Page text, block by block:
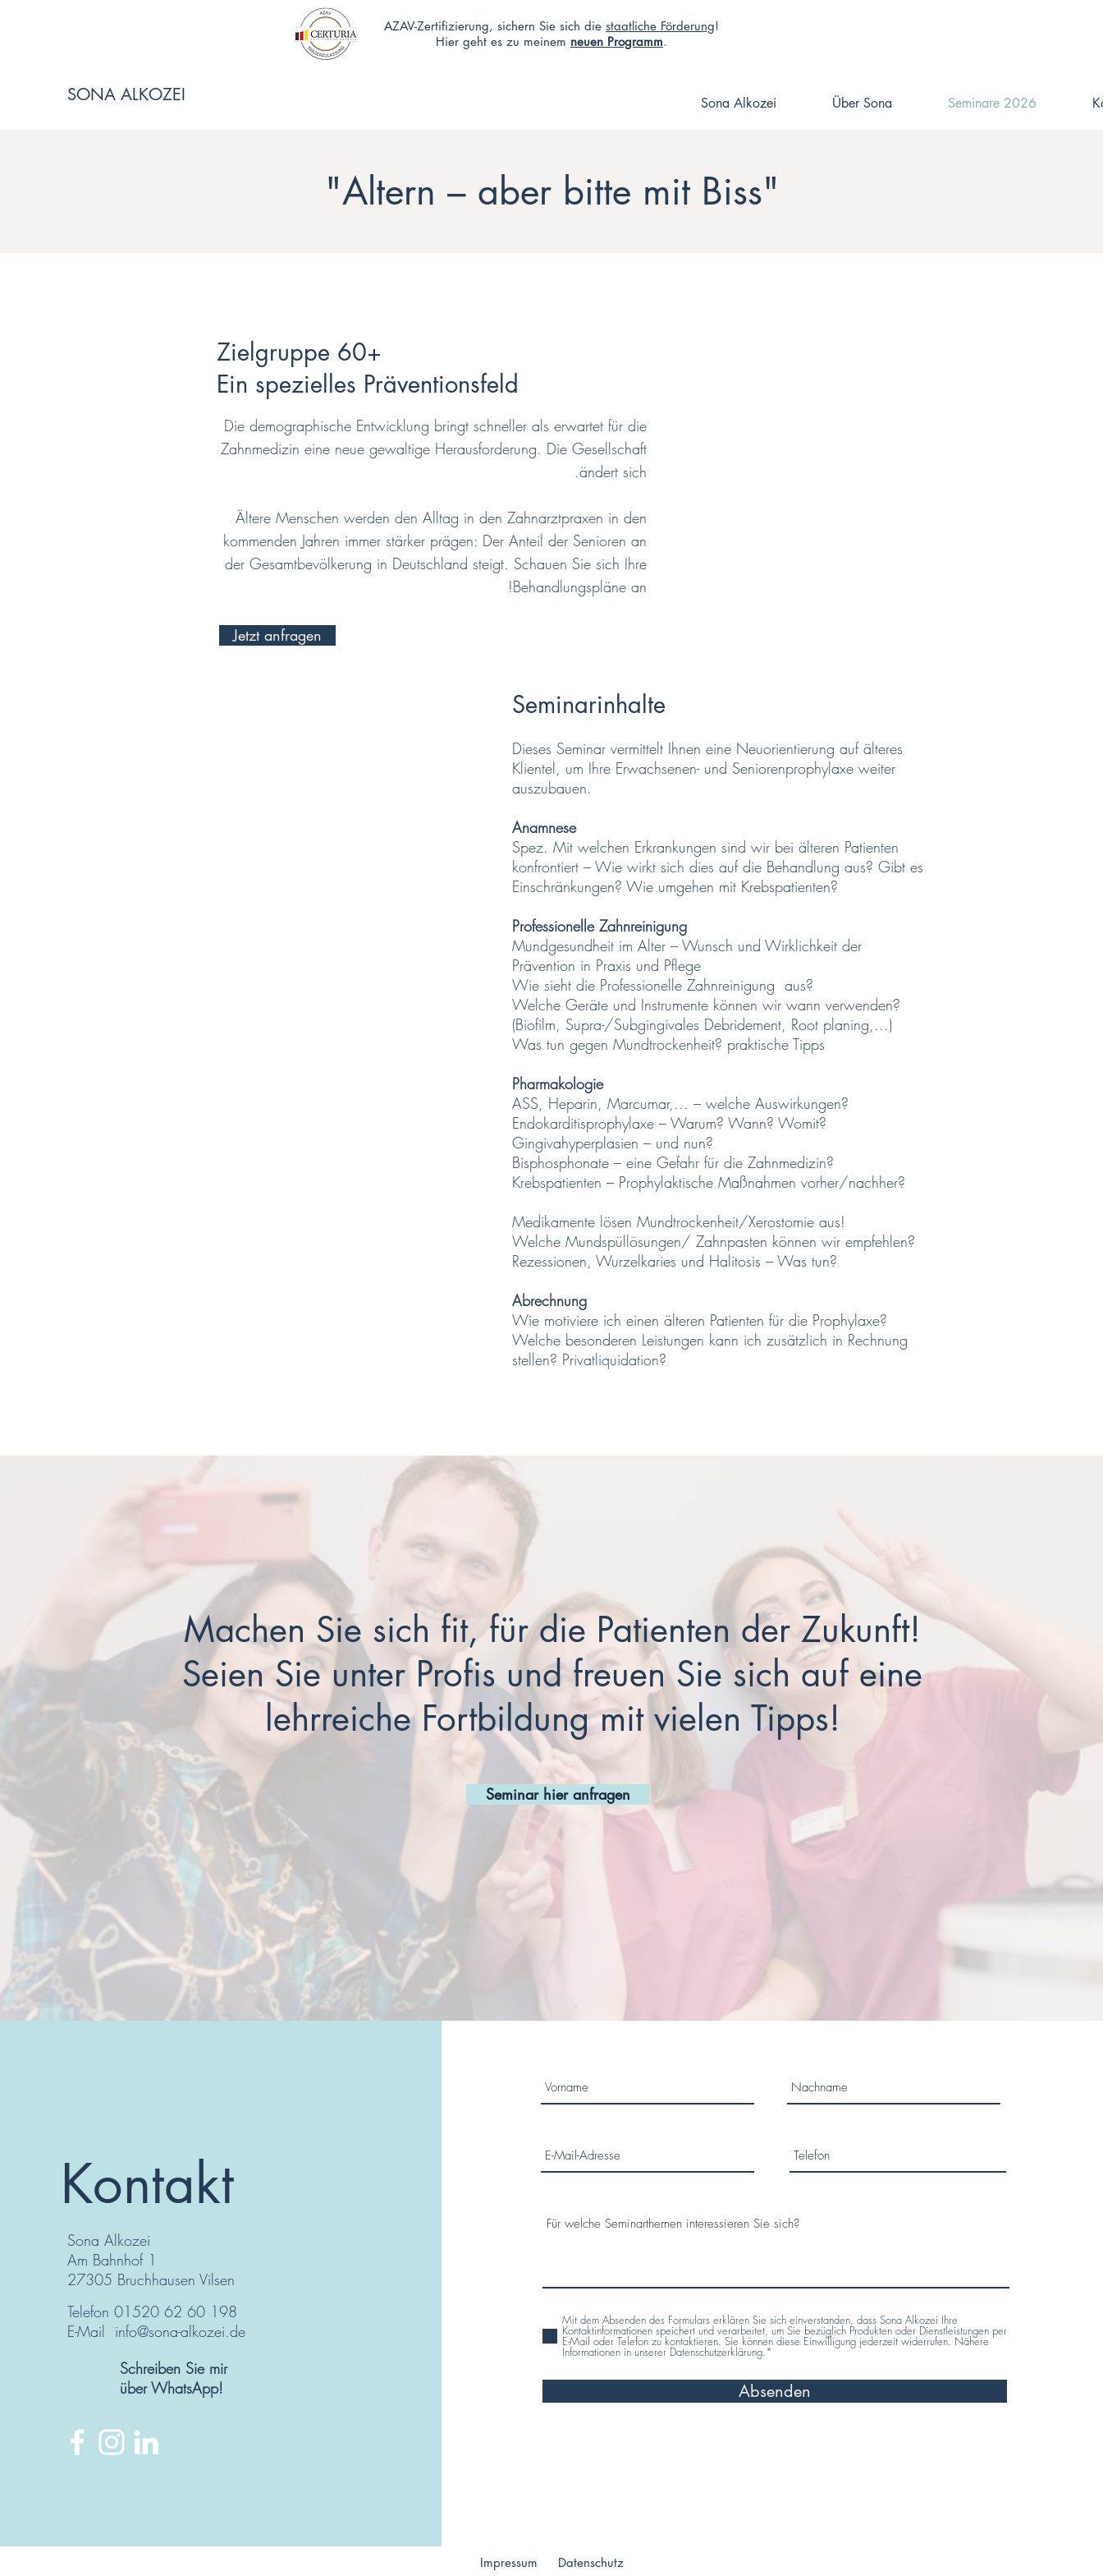
AZAV-Zertifizierung, sichern Sie sich die staatliche Förderung!
Hier geht es zu meinem neuen Programm.
SONA ALKOZEI Sona Alkozei Über Sona Seminare 2026
"Altern – aber bitte mit Biss"
Zielgruppe 60+
Ein spezielles Präventionsfeld
Die demographische Entwicklung bringt schneller als erwartet für die
Zahnmedizin eine neue gewaltige Herausforderung. Die Gesellschaft
ändert sich.
Ältere Menschen werden den Alltag in den Zahnarztpraxen in den
kommenden Jahren immer stärker prägen: Der Anteil der Senioren an
der Gesamtbevölkerung in Deutschland steigt. Schauen Sie sich Ihre
Behandlungspläne an!
Jetzt anfragen
Seminarinhalte
Dieses Seminar vermittelt Ihnen eine Neuorientierung auf älteres
Klientel, um Ihre Erwachsenen- und Seniorenprophylaxe weiter
auszubauen.
Anamnese
Spez. Mit welchen Erkrankungen sind wir bei älteren Patienten
konfrontiert – Wie wirkt sich dies auf die Behandlung aus? Gibt es
Einschränkungen? Wie umgehen mit Krebspatienten?
Professionelle Zahnreinigung
Mundgesundheit im Alter – Wunsch und Wirklichkeit der
Prävention in Praxis und Pflege
Wie sieht die Professionelle Zahnreinigung aus?
Welche Geräte und Instrumente können wir wann verwenden?
(Biofilm, Supra-/Subgingivales Debridement, Root planing,...)
Was tun gegen Mundtrockenheit? praktische Tipps
Pharmakologie
ASS, Heparin, Marcumar,... – welche Auswirkungen?
Endokarditisprophylaxe – Warum? Wann? Womit?
Gingivahyperplasien – und nun?
Bisphosphonate – eine Gefahr für die Zahnmedizin?
Krebspatienten – Prophylaktische Maßnahmen vorher/nachher?
Medikamente lösen Mundtrockenheit/Xerostomie aus!
Welche Mundspüllösungen/ Zahnpasten können wir empfehlen?
Rezessionen, Wurzelkaries und Halitosis – Was tun?
Abrechnung
Wie motiviere ich einen älteren Patienten für die Prophylaxe?
Welche besonderen Leistungen kann ich zusätzlich in Rechnung
stellen? Privatliquidation?
Machen Sie sich fit, für die Patienten der Zukunft!
Seien Sie unter Profis und freuen Sie sich auf eine
lehrreiche Fortbildung mit vielen Tipps!
Seminar hier anfragen
Kontakt
Sona Alkozei
Am Bahnhof 1
27305 Bruchhausen Vilsen
Telefon 01520 62 60 198
E-Mail info@sona-alkozei.de
Schreiben Sie mir
über WhatsApp!
Mit dem Absenden des Formulars erklären Sie sich einverstanden, dass Sona Alkozei Ihre
Kontaktinformationen speichert und verarbeitet, um Sie bezüglich Produkten oder Dienstleistungen per
E-Mail oder Telefon zu kontaktieren. Sie können diese Einwilligung jederzeit widerrufen. Nähere
Informationen in unserer Datenschutzerklärung.*
Absenden
Impressum
Datenschutz